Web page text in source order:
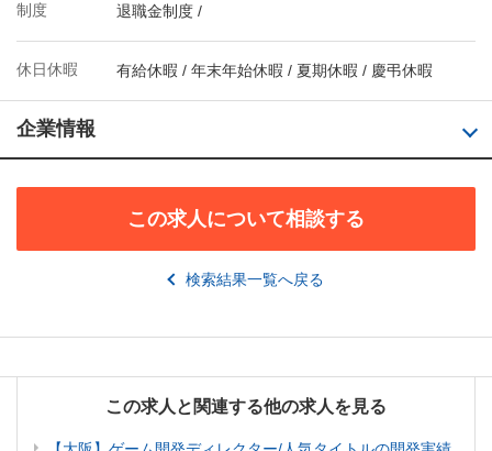
制度 退職金制度 /
休日休暇 有給休暇 / 年末年始休暇 / 夏期休暇 / 慶弔休暇
企業情報
この求人について相談する
検索結果一覧へ戻る
この求人と関連する他の求人を見る